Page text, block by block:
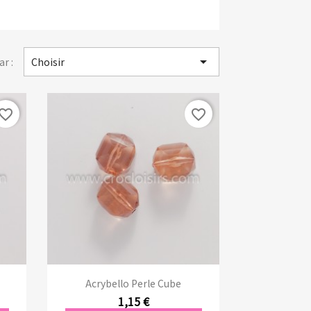
: Choisir 
Acrybello Perle Cube
1,15 €
Aperçu rapide
favorite_border